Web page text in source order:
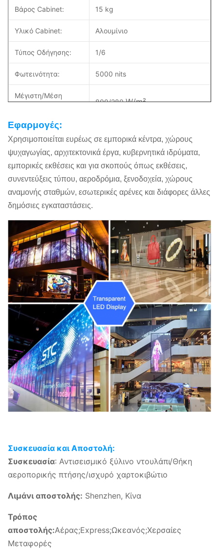
Βάρος Cabinet: 15 kg
Υλικό Cabinet: Αλουμίνιο
Τύπος Οδήγησης: 1/6
Φωτεινότητα: 5000 nits
Μέγιστη/Μέση
800/280W/m²
Συντήρηση:
Βαθμός IP: IP65
Ρυθμός Ανανέωσης: >1920 Hz
Ποσοστό
Διαφάνειας:
Κλίμακα Γκρι: 14 bit
Γωνία Θέασης: H:140°；V:140°
Θερμοκρασία
Λειτουργίας:
-20℃~+50℃
Υγρασία
Λειτουργίας:
10%~90% RH
Τύπος
Εγκατάστασης:
Τοποθέτηση/Ανάρτηση
Εφαρμογές:
Χρησιμοποιείται ευρέως σε εμπορικά κέντρα, χώρους
ψυχαγωγίας, αρχιτεκτονικά έργα, κυβερνητικά ιδρύματα,
εμπορικές εκθέσεις και για σκοπούς όπως εκθέσεις,
συνεντεύξεις τύπου, αεροδρόμια, ξενοδοχεία, χώρους
αναμονής σταθμών, εσωτερικές αρένες και διάφορες άλλες
δημόσιες εγκαταστάσεις.
Συσκευασία και Αποστολή:
Συσκευασία: Αντισεισμικό ξύλινο ντουλάπι/Θήκη
αεροπορικής πτήσης/ισχυρό χαρτοκιβώτιο
Λιμάνι αποστολής: Shenzhen, Κίνα
Τρόπος
αποστολής:Αέρας;Express;Ωκεανός;Χερσαίες
Μεταφορές